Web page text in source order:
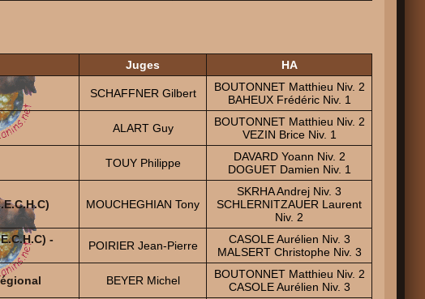
Juges HA
SCHAFFNER Gilbert
BOUTONNET Matthieu Niv. 2
BAHEUX Frédéric Niv. 1
ALART Guy
BOUTONNET Matthieu Niv. 2
VEZIN Brice Niv. 1
TOUY Philippe
DAVARD Yoann Niv. 2
DOGUET Damien Niv. 1
MOUCHEGHIAN Tony
SKRHA Andrej Niv. 3
SCHLERNITZAUER Laurent
Niv. 2
-
POIRIER Jean-Pierre
CASOLE Aurélien Niv. 3
MALSERT Christophe Niv. 3
BEYER Michel
BOUTONNET Matthieu Niv. 2
CASOLE Aurélien Niv. 3